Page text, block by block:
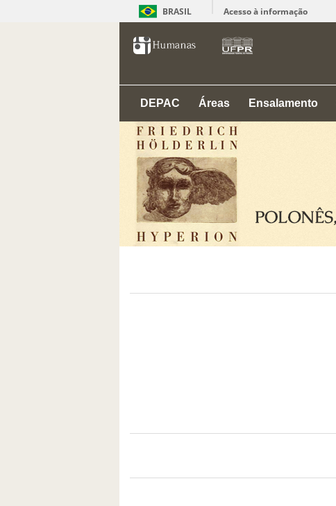
BRASIL Acesso à informação
DEPAC Áreas Ensalamento